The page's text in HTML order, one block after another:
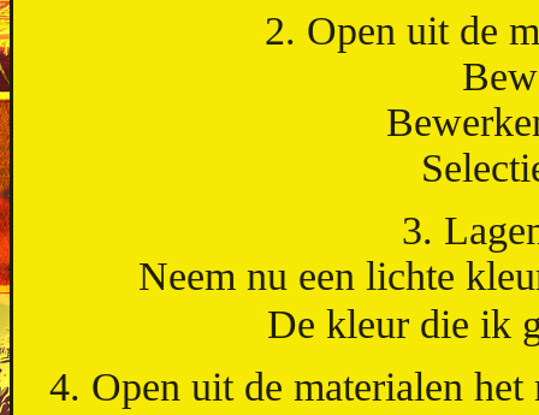
2. Open uit de
3.
Neem nu een lichte
De kleur die ik
4. Open uit de materialen